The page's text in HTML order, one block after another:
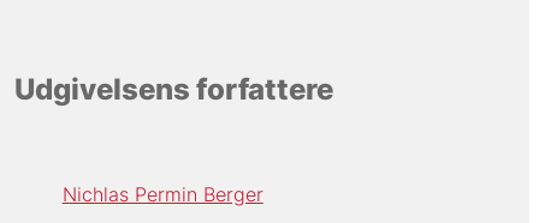
Udgivelsens forfattere
Nichlas Permin Berger